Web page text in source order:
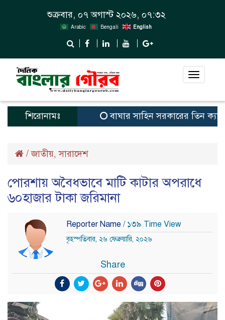
শুক্রবার, ০৭ অগাস্ট ২০২৬, ০৭:৩২
Arabic Bengali English
Toggle
শিরোনামঃ বাঘার সাহিন সরকারের তিন
/জাতীয়,সারাদেশ
পোরশায় অবৈধভাবে মাটি কাটার অপরাধে
৬০হাজার টাকা জরিমানা
Reporter Name / ১৩৯ Time View
বৃহস্পতিবার, ২৬ ফেব্রুয়ারি, ২০২৬
Share